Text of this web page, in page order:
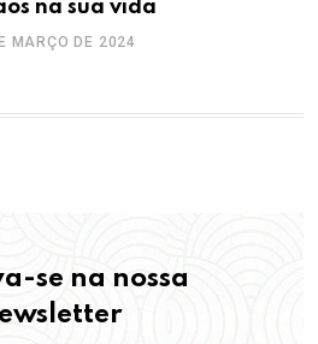
na sua vida
MARÇO DE 2024
se na nossa